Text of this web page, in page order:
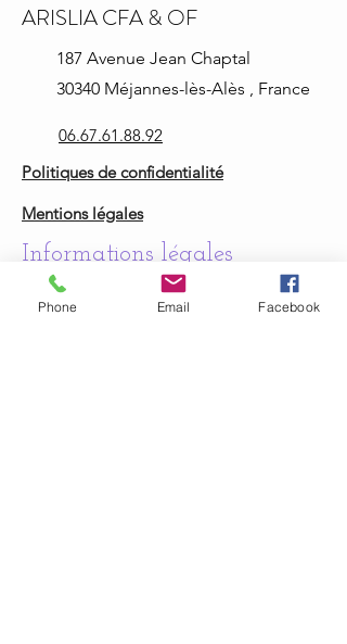
ARISLIA CFA & OF
187 Avenue Jean Chaptal
30340 Méjannes-lès-Alès , France
06.67.61.88.92
Politiques de confidentialité
Mentions légales
Informations légales
arisliaformation@hotmail.com
Phone Email Facebook